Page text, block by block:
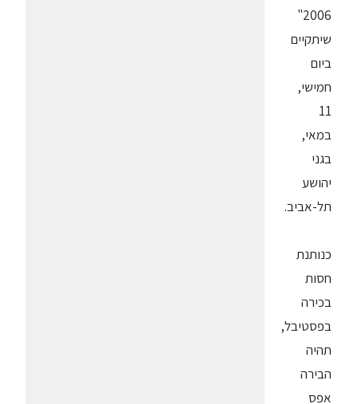
2006"
שיתקיים
ביום
חמישי,
11
במאי,
בגני
יהושע
תל-אביב.
כנותנת
חסות
בכירה
בפסטיבל,
תהיה
הבירה
אפס